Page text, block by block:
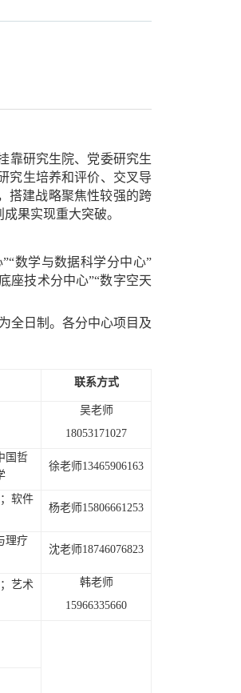
靠研究生院、党委研究生
究生培养和评价、交叉导
搭建战略聚焦性较强的跨
果实现重大突破。
数学与数据科学分中心”
座技术分中心”“数字空天
全日制。各分中心项目及
联系方式
吴老师
18053171027
国哲
徐老师13465906163
软件
杨老师15806661253
理疗
沈老师18746076823
艺术
韩老师
15966335660